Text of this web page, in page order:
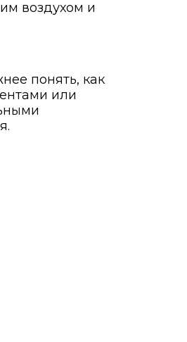
воздухом и
понять, как
или